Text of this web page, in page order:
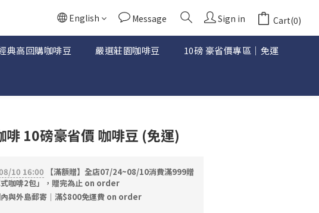
English Message Sign in Cart(0)
典高回購咖啡豆 嚴選莊園咖啡豆 10磅 豪省價專區｜免運
啡 10磅豪省價 咖啡豆 (免運)
10 16:00 【滿額贈】全店07/24~08/10消費滿999贈
式咖啡2包」，贈完為止 on order
與外島郵寄｜滿$800免運費 on order